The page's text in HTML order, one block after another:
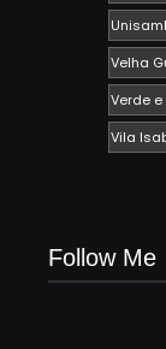
Velha
Verde
Vila
Follow Me